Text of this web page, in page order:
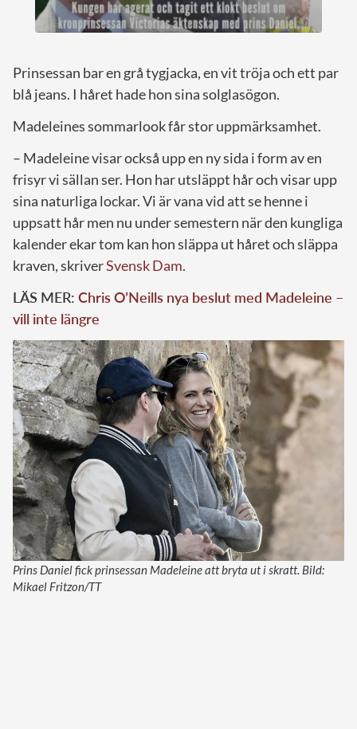
Prinsessan bar en grå tygjacka, en vit tröja och ett par
blå jeans. I håret hade hon sina solglasögon.
Madeleines sommarlook får stor uppmärksamhet.
– Madeleine visar också upp en ny sida i form av en
frisyr vi sällan ser. Hon har utsläppt hår och visar upp
sina naturliga lockar. Vi är vana vid att se henne i
uppsatt hår men nu under semestern när den kungliga
kalender ekar tom kan hon släppa ut håret och släppa
kraven, skriverSvensk Dam.
LÄS MER: Chris O’Neills nya beslut med Madeleine –
vill inte längre
Prins Daniel fick prinsessan Madeleine att bryta ut i skratt. Bild:
Mikael Fritzon/TT